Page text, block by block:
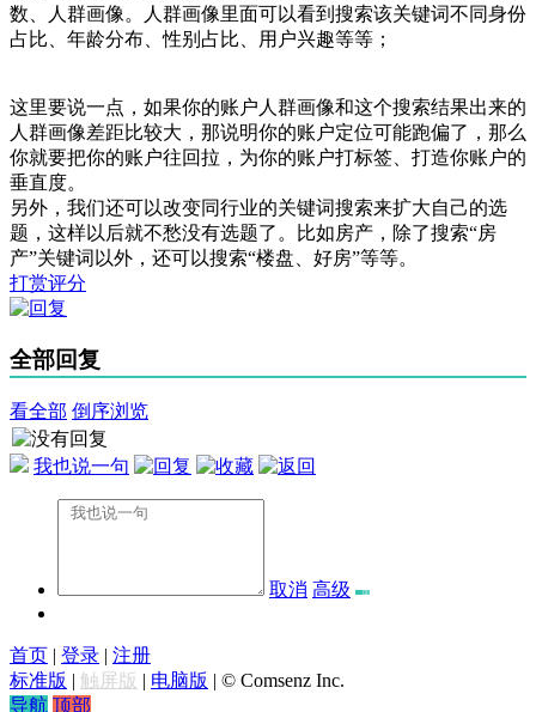
数、人群画像。人群画像里面可以看到搜索该关键词不同身份
占比、年龄分布、性别占比、用户兴趣等等；
这里要说一点，如果你的账户人群画像和这个搜索结果出来的
人群画像差距比较大，那说明你的账户定位可能跑偏了，那么
你就要把你的账户往回拉，为你的账户打标签、打造你账户的
垂直度。
另外，我们还可以改变同行业的关键词搜索来扩大自己的选
题，这样以后就不愁没有选题了。比如房产，除了搜索“房
产”关键词以外，还可以搜索“楼盘、好房”等等。
打赏评分
全部回复
看全部 倒序浏览
我也说一句
取消 高级
首页 | 登录 | 注册
标准版 | 触屏版 | 电脑版 | © Comsenz Inc.
导航 顶部